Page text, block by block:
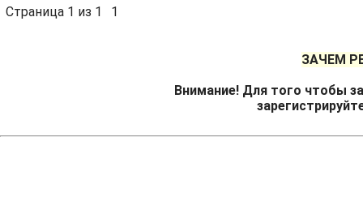
Страница 1 из 1 1
ЗАЧЕМ
Внимание! Для того чтобы